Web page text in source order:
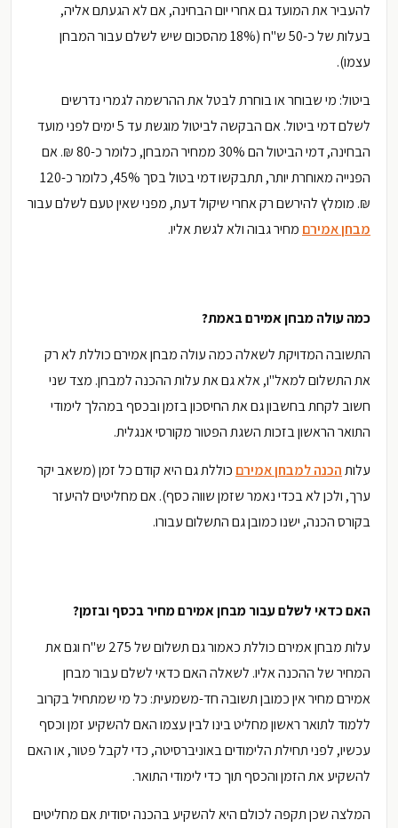
להעביר את המועד גם אחרי יום הבחינה, אם לא הגעתם אליה,
בעלות של כ-50 ש"ח (18% מהסכום שיש לשלם עבור המבחן
עצמו).
ביטול: מי שבוחר או בוחרת לבטל את ההרשמה לגמרי נדרשים
לשלם דמי ביטול. אם הבקשה לביטול מוגשת עד 5 ימים לפני מועד
הבחינה, דמי הביטול הם 30% ממחיר המבחן, כלומר כ-80 ₪. אם
הפנייה מאוחרת יותר, תתבקשו דמי בטול בסך 45%, כלומר כ-120
₪. מומלץ להירשם רק אחרי שיקול דעת, מפני שאין טעם לשלם עבור
מבחן אמירם מחיר גבוה ולא לגשת אליו.
כמה עולה מבחן אמירם באמת?
התשובה המדויקת לשאלה כמה עולה מבחן אמירם כוללת לא רק
את התשלום למאל"ו, אלא גם את עלות ההכנה למבחן. מצד שני
חשוב לקחת בחשבון גם את החיסכון בזמן ובכסף במהלך לימודי
התואר הראשון בזכות השגת הפטור מקורסי אנגלית.
עלותהכנה למבחן אמירם כוללת גם היא קודם כל זמן (משאב יקר
ערך, ולכן לא בכדי נאמר שזמן שווה כסף). אם מחליטים להיעזר
בקורס הכנה, ישנו כמובן גם התשלום עבורו.
האם כדאי לשלם עבור מבחן אמירם מחיר בכסף ובזמן?
עלות מבחן אמירם כוללת כאמור גם תשלום של 275 ש"ח וגם את
המחיר של ההכנה אליו. לשאלה האם כדאי לשלם עבור מבחן
אמירם מחיר אין כמובן תשובה חד-משמעית: כל מי שמתחיל בקרוב
ללמוד לתואר ראשון מחליט בינו לבין עצמו האם להשקיע זמן וכסף
עכשיו, לפני תחילת הלימודים באוניברסיטה, כדי לקבל פטור, או האם
להשקיע את הזמן והכסף תוך כדי לימודי התואר.
המלצה שכן תקפה לכולם היא להשקיע בהכנה יסודית אם מחליטים